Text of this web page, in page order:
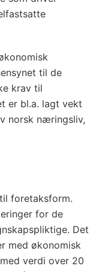
til de
krav til
er bl.a. lagt vekt
norsk næringsliv,
foretaksform.
for de
Det
med økonomisk
verdi over 20